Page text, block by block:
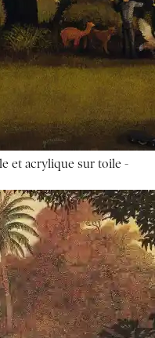
et acrylique sur toile -